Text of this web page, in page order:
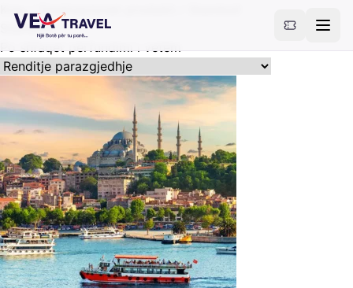
Kreu/ Destinacionet produkti / Stamboll
Stamboll
Po shfaqet përfundimi i vetëm